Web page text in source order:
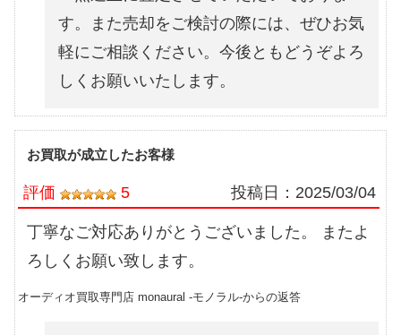
す。また売却をご検討の際には、ぜひお気
軽にご相談ください。今後ともどうぞよろ
しくお願いいたします。
お買取が成立したお客様
評価 5 投稿日： 2025/03/04
丁寧なご対応ありがとうございました。 またよ
ろしくお願い致します。
オーディオ買取専門店 monaural -モノラル-からの返答